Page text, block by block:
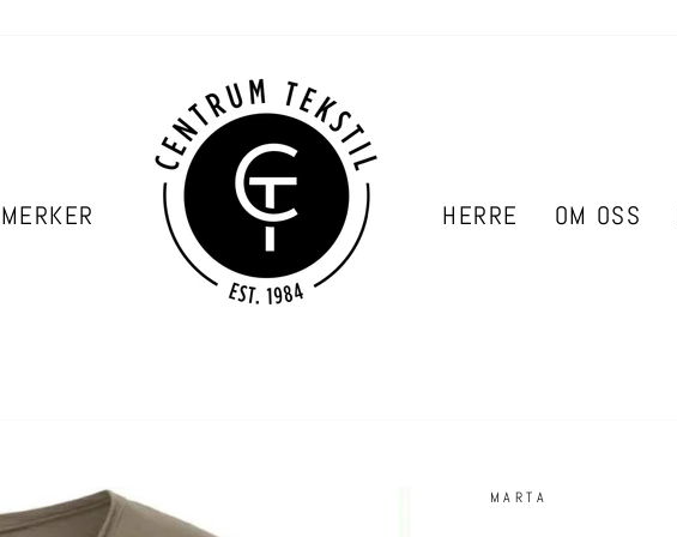
HERRE OM OSS
MARTA